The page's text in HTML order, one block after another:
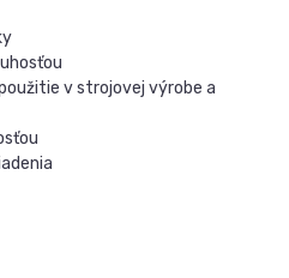
v strojovej výrobe a